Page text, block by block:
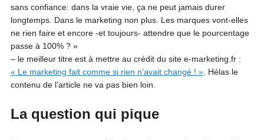
sans confiance: dans la vraie vie, ça ne peut jamais durer
longtemps. Dans le marketing non plus. Les marques vont-elles
ne rien faire et encore -et toujours- attendre que le pourcentage
passe à 100% ? »
– le meilleur titre est à mettre au crédit du site e-marketing.fr :
« Le marketing fait comme si rien n’avait changé ! ». Hélas le
contenu de l’article ne va pas bien loin.
La question qui pique